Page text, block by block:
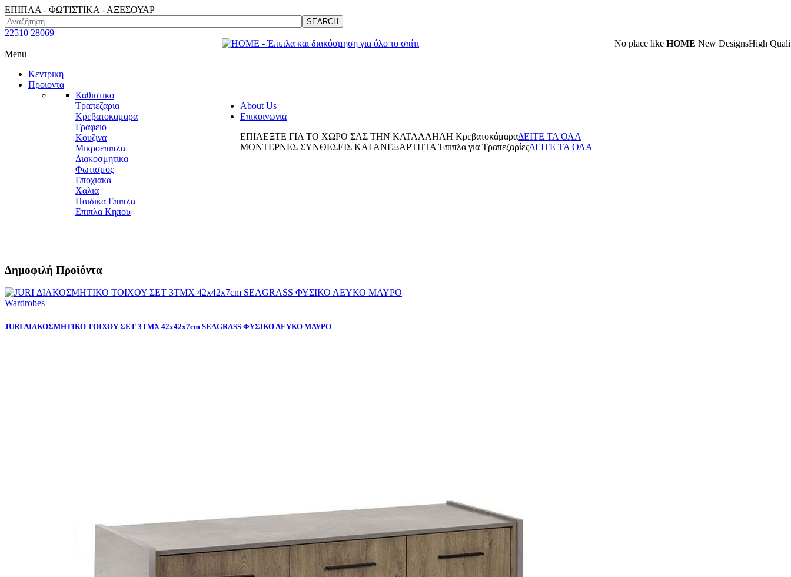
ΕΠΙΠΛΑ - ΦΩΤΙΣΤΙΚΑ - ΑΞΕΣΟΥΑΡ
SEARCH
22510 28069
Νο place likeHOME New DesignsHigh QualityElegance
Menu
Κεντρικη
Προιοντα
Καθιστικο
Τραπεζαρια
Κρεβατοκαμαρα
Γραφειο
Κουζινα
Μικροεπιπλα
Διακοσμητικα
Φωτισμος
Εποχιακα
Χαλια
Παιδικα Επιπλα
Επιπλα Κηπου
About Us
Επικοινωνια
ΕΠΙΛΕΞΤΕ ΓΙΑ ΤΟ ΧΩΡΟ ΣΑΣ ΤΗΝ ΚΑΤΑΛΛΗΛΗ ΚρεβατοκάμαραΔΕΙΤΕ ΤΑ ΟΛΑ
ΜΟΝΤΕΡΝΕΣ ΣΥΝΘΕΣΕΙΣ ΚΑΙ ΑΝΕΞΑΡΤΗΤΑ Έπιπλα για ΤραπεζαρίεςΔΕΙΤΕ ΤΑ ΟΛΑ
Δημοφιλή Προϊόντα
Wardrobes
JURI ΔΙΑΚΟΣΜΗΤΙΚΟ ΤΟΙΧΟΥ ΣΕΤ 3ΤΜΧ 42x42x7cm SEAGRASS ΦΥΣΙΚΟ ΛΕΥΚΟ ΜΑΥΡΟ